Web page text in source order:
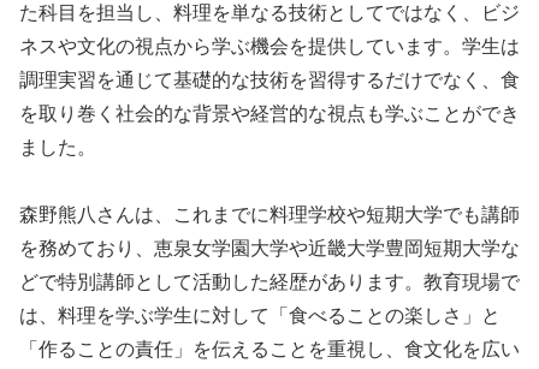
た科目を担当し、料理を単なる技術としてではなく、ビジ
ネスや文化の視点から学ぶ機会を提供しています。学生は
調理実習を通じて基礎的な技術を習得するだけでなく、食
を取り巻く社会的な背景や経営的な視点も学ぶことができ
ました。
森野熊八さんは、これまでに料理学校や短期大学でも講師
を務めており、恵泉女学園大学や近畿大学豊岡短期大学な
どで特別講師として活動した経歴があります。教育現場で
は、料理を学ぶ学生に対して「食べることの楽しさ」と
「作ることの責任」を伝えることを重視し、食文化を広い